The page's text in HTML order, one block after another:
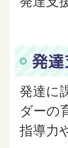
発
発達に
ダーの
指導力